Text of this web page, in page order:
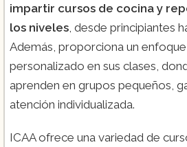
impartir cursos de cocina y
los niveles , desde principiantes
Además, proporciona un
personalizado en sus clases,
aprenden en grupos pequeños,
atención individualizada.
ICAA ofrece una variedad de